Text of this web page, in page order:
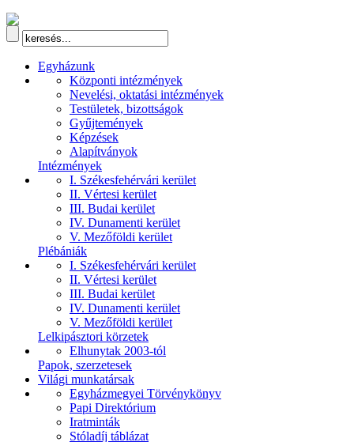
Egyházunk
Központi intézmények
Nevelési, oktatási intézmények
Testületek, bizottságok
Gyűjtemények
Képzések
Alapítványok
Intézmények
I. Székesfehérvári kerület
II. Vértesi kerület
III. Budai kerület
IV. Dunamenti kerület
V. Mezőföldi kerület
Plébániák
I. Székesfehérvári kerület
II. Vértesi kerület
III. Budai kerület
IV. Dunamenti kerület
V. Mezőföldi kerület
Lelkipásztori körzetek
Elhunytak 2003-tól
Papok, szerzetesek
Világi munkatársak
Egyházmegyei Törvénykönyv
Papi Direktórium
Iratminták
Stóladíj táblázat